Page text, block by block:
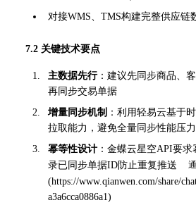
对接WMS、TMS构建完整供应链
7.2 关键技术要点
主数据先行：建议先同步商品、
再同步交易单据
增量同步机制 ：利用轻易云基于
拉取能力，避免全量同步性能压力
幂等性设计 ：金蝶云星空API要
录已同步单据ID防止重复推送
(https://www.qianwen.com/share/
a3a6cca0886a1)